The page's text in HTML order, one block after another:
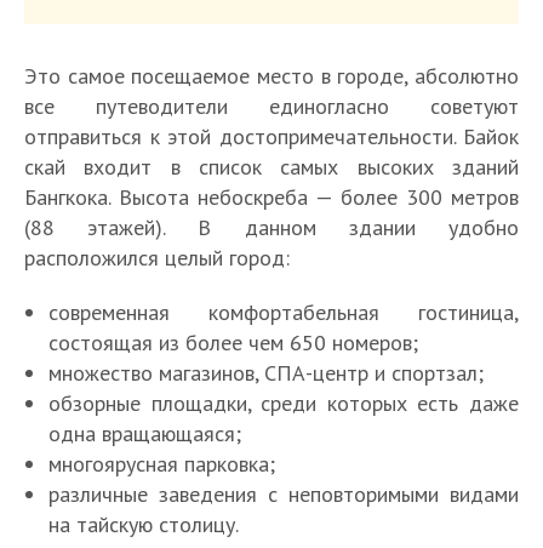
Это самое посещаемое место в городе, абсолютно
все путеводители единогласно советуют
отправиться к этой достопримечательности. Байок
скай входит в список самых высоких зданий
Бангкока. Высота небоскреба — более 300 метров
(88 этажей). В данном здании удобно
расположился целый город:
современная комфортабельная гостиница,
состоящая из более чем 650 номеров;
множество магазинов, СПА-центр и спортзал;
обзорные площадки, среди которых есть даже
одна вращающаяся;
многоярусная парковка;
различные заведения с неповторимыми видами
на тайскую столицу.